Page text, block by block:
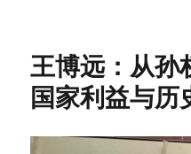
东
晋
历
上
王博远：从孙
国家利益与历